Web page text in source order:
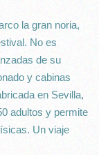
la gran noria,
No es
de su
y cabinas
en Sevilla,
adultos y permite
Un viaje